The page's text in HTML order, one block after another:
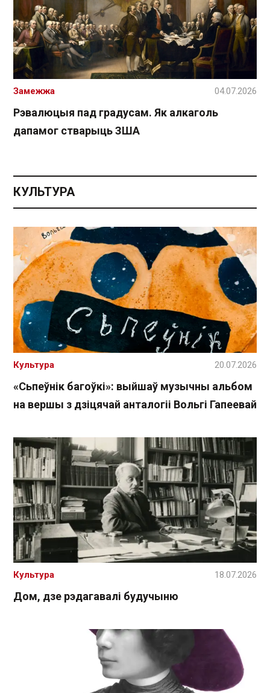
Рэвалюцыя пад градусам. Як алкаголь
дапамог стварыць ЗША
Замежжа 04.07.2026
КУЛЬТУРА
«Сьпеўнік багоўкі»: выйшаў музычны альбом
на вершы з дзіцячай анталогіі Вольгі Гапеевай
Культура 20.07.2026
Дом, дзе рэдагавалі будучыню
Культура 18.07.2026